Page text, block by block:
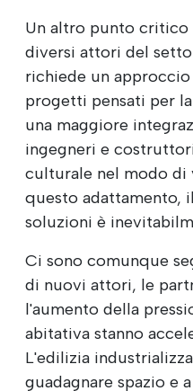
Un altro punto critico
diversi attori del
richiede un
progetti pensati per
una maggiore
ingegneri e
culturale nel modo di
questo adattamento,
soluzioni è
Ci sono comunque
di nuovi attori, le
l'aumento della
abitativa stanno
L'edilizia
guadagnare spazio e